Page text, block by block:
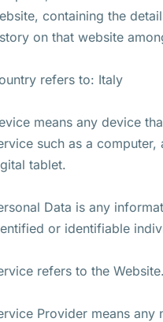
containing the
on that website
refers to: Italy
means any device
such as a computer,
tablet.
Data is any
or identifiable
refers to the Website.
Provider means any